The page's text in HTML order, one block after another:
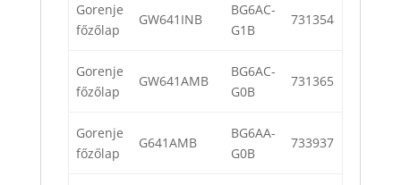
Gorenje
főzőlap
GW641INB
BG6AC-
G1B
731354
Gorenje
főzőlap
GW641AMB
BG6AC-
G0B
731365
Gorenje
főzőlap
G641AMB
BG6AA-
G0B
733937